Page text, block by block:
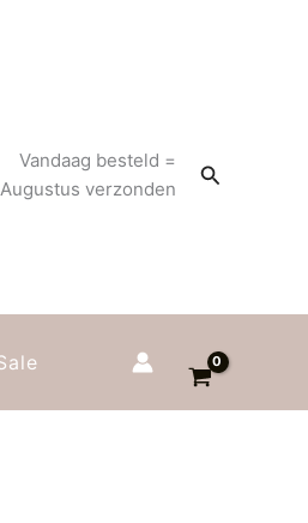
Vandaag besteld =
verzonden
Zoeken